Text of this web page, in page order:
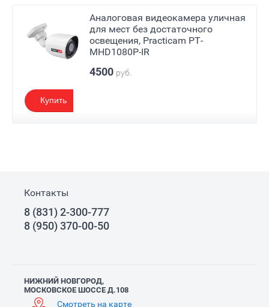
Аналоговая видеокамера уличная
для мест без достаточного
освещения, Practicam PT-
MHD1080P-IR
4500 руб.
Купить
Контакты
8 (831) 2-300-777
8 (950) 370-00-50
НИЖНИЙ НОВГОРОД,
МОСКОВСКОЕ ШОССЕ Д.108
Смотреть на карте